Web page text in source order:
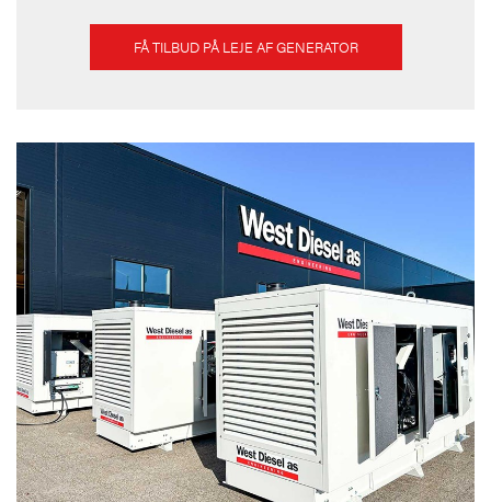
FÅ TILBUD PÅ LEJE AF GENERATOR